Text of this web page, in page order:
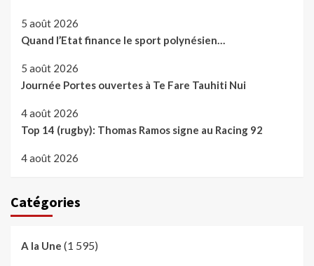
5 août 2026
Quand l’Etat finance le sport polynésien…
5 août 2026
Journée Portes ouvertes à Te Fare Tauhiti Nui
4 août 2026
Top 14 (rugby): Thomas Ramos signe au Racing 92
4 août 2026
Catégories
A la Une (1 595)